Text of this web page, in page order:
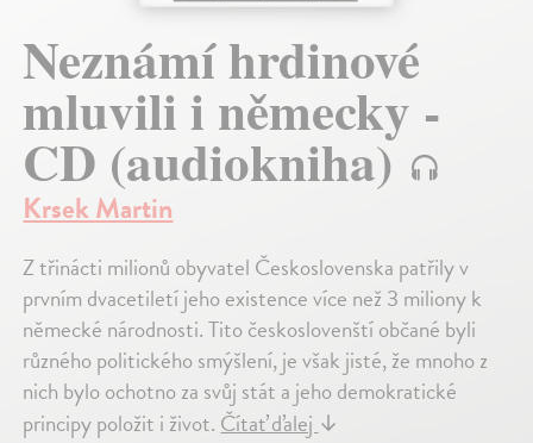
Neznámí hrdinové
mluvili i německy -
CD (audiokniha)
Krsek Martin
Z třinácti milionů obyvatel Československa patřily v
prvním dvacetiletí jeho existence více než 3 miliony k
německé národnosti. Tito českoslovenští občané byli
různého politického smýšlení, je však jisté, že mnoho z
nich bylo ochotno za svůj stát a jeho demokratické
principy položit i život.Čítať ďalej↓